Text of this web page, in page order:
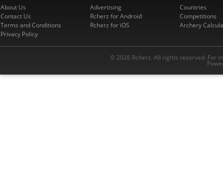
About Us
Contact Us
Terms and Conditions
Privacy Policy
Advertising
Rcherz for Android
Rcherz for iOS
Countries
Competitions
Archery
© 2026 Rcherz. All rights reserved. For